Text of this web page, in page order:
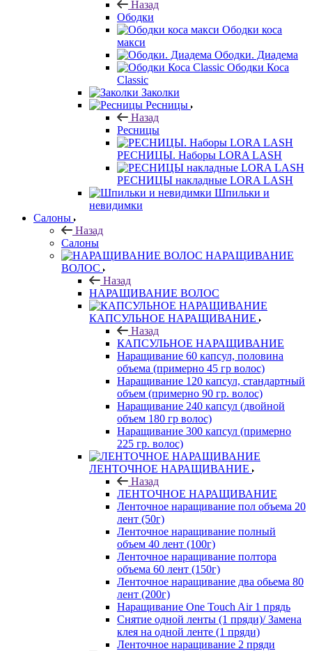
Назад
Ободки
Ободки коса
макси
Ободки. Диадема
Ободки Коса
Classic
Заколки
Ресницы
Назад
Ресницы
РЕСНИЦЫ. Наборы LORA LASH
РЕСНИЦЫ накладные LORA LASH
Шпильки и
невидимки
Салоны
Назад
Салоны
НАРАЩИВАНИЕ
ВОЛОС
Назад
НАРАЩИВАНИЕ ВОЛОС
КАПСУЛЬНОЕ НАРАЩИВАНИЕ
Назад
КАПСУЛЬНОЕ НАРАЩИВАНИЕ
Наращивание 60 капсул, половина
объема (примерно 45 гр волос)
Наращивание 120 капсул, стандартный
объем (примерно 90 гр. волос)
Наращивание 240 капсул (двойной
объем 180 гр волос)
Наращивание 300 капсул (примерно
225 гр. волос)
ЛЕНТОЧНОЕ НАРАЩИВАНИЕ
Назад
ЛЕНТОЧНОЕ НАРАЩИВАНИЕ
Ленточное наращивание пол объема 20
лент (50г)
Ленточное наращивание полный
объем 40 лент (100г)
Ленточное наращивание полтора
объема 60 лент (150г)
Ленточное наращивание два обьема 80
лент (200г)
Наращивание One Touch Air 1 прядь
Снятие одной ленты (1 пряди)/ Замена
клея на одной ленте (1 пряди)
Ленточное наращивание 2 пряди